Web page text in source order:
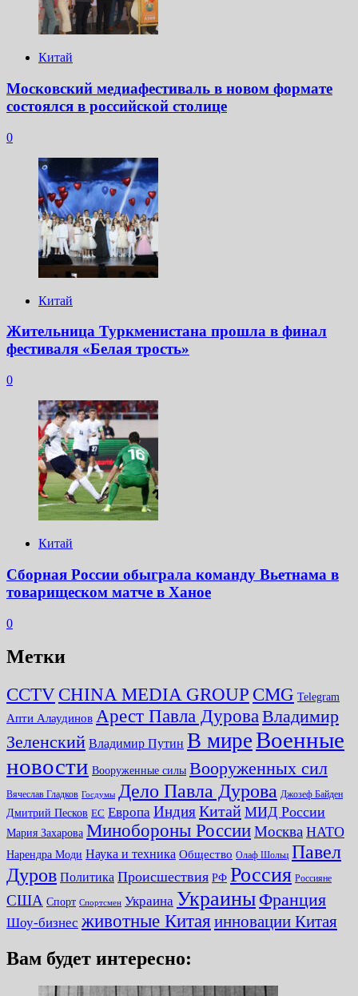
Китай
Московский медиафестиваль в новом формате
состоялся в российской столице
0
Китай
Жительница Туркменистана прошла в финал
фестиваля «Белая трость»
0
Китай
Сборная России обыграла команду Вьетнама в
товарищеском матче в Ханое
0
Метки
CCTV CHINA MEDIA GROUP CMG Telegram
Апти Алаудинов Арест Павла ДуроваВладимир
Зеленский Владимир Путин В миреВоенные
новости Вооруженные силы Вооруженных сил
Вячеслав Гладков Госдумы Дело Павла Дурова Джозеф Байден
Дмитрий Песков ЕС Европа ИндияКитай МИД России
Мария Захарова Минобороны РоссииМосква НАТО
Нарендра Моди Наука и техника Общество Олаф Шольц Павел
Дуров Политика Происшествия РФ Россия Россияне
США Спорт Спортсмен Украина Украины Франция
Шоу-бизнес животные Китая инновации Китая
Вам будет интересно: